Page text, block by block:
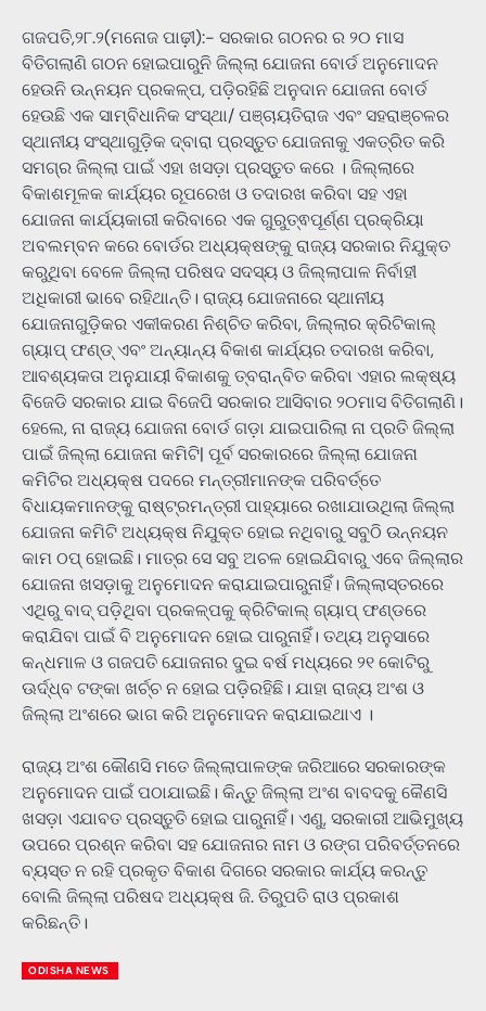
ଗଜପତି,୨୮.୨(ମନୋଜ ପାଢ଼ୀ):- ସରକାର ଗଠନର ର ୨୦ ମାସ
ବିତିଗଲାଣି ଗଠନ ହୋଇପାରୁନି ଜିଲ୍ଲା ଯୋଜନା ବୋର୍ଡ ଅନୁମୋଦନ
ହେଉନି ଉନ୍ନୟନ ପ୍ରକଳ୍ପ, ପଡ଼ିରହିଛି ଅନୁଦାନ ଯୋଜନା ବୋର୍ଡ
ହେଉଛି ଏକ ସାମ୍ବିଧାନିକ ସଂସ୍ଥା/ ପଞ୍ଚାୟତିରାଜ ଏବଂ ସହରାଞ୍ଚଳର
ସ୍ଥାନୀୟ ସଂସ୍ଥାଗୁଡ଼ିକ ଦ୍ବାରା ପ୍ରସ୍ତୁତ ଯୋଜନାକୁ ଏକତ୍ରିତ କରି
ସମଗ୍ର ଜିଲ୍ଲା ପାଇଁ ଏହା ଖସଡ଼ା ପ୍ରସ୍ତୁତ କରେ । ଜିଲ୍ଲାରେ
ବିକାଶମୂଳକ କାର୍ଯ୍ୟର ରୂପରେଖ ଓ ତଦାରଖ କରିବା ସହ ଏହା
ଯୋଜନା କାର୍ଯ୍ୟକାରୀ କରିବାରେ ଏକ ଗୁରୁତ୍ଵପୂର୍ଣ୍ଣ ପ୍ରକ୍ରିୟା
ଅବଲମ୍ବନ କରେ ବୋର୍ଡର ଅଧ୍ୟକ୍ଷଙ୍କୁ ରାଜ୍ୟ ସରକାର ନିଯୁକ୍ତ
କରୁଥିବା ବେଳେ ଜିଲ୍ଲା ପରିଷଦ ସଦସ୍ୟ ଓ ଜିଲ୍ଲାପାଳ ନିର୍ବାହୀ
ଅଧିକାରୀ ଭାବେ ରହିଥାନ୍ତି। ରାଜ୍ୟ ଯୋଜନାରେ ସ୍ଥାନୀୟ
ଯୋଜନାଗୁଡ଼ିକର ଏକୀକରଣ ନିଶ୍ଚିତ କରିବା, ଜିଲ୍ଲାର କ୍ରିଟିକାଲ୍
ଗ୍ୟାପ୍ ଫଣ୍ଡ୍ ଏବଂ ଅନ୍ୟାନ୍ୟ ବିକାଶ କାର୍ଯ୍ୟର ତଦାରଖ କରିବା,
ଆବଶ୍ୟକତା ଅନୁଯାୟୀ ବିକାଶକୁ ତ୍ବରାନ୍ବିତ କରିବା ଏହାର ଲକ୍ଷ୍ୟ
ବିଜେଡି ସରକାର ଯାଇ ବିଜେପି ସରକାର ଆସିବାର ୨୦ମାସ ବିତିଗଲାଣି।
ହେଲେ, ନା ରାଜ୍ୟ ଯୋଜନା ବୋର୍ଡ ଗଡ଼ା ଯାଇପାରିଲା ନା ପ୍ରତି ଜିଲ୍ଲା
ପାଇଁ ଜିଲ୍ଲା ଯୋଜନା କମିଟି| ପୂର୍ବ ସରକାରରେ ଜିଲ୍ଲା ଯୋଜନା
କମିଟିର ଅଧ୍ୟକ୍ଷ ପଦରେ ମନ୍ତ୍ରୀମାନଙ୍କ ପରିବର୍ତ୍ତେ
ବିଧାୟକମାନଙ୍କୁ ରାଷ୍ଟ୍ରମନ୍ତ୍ରୀ ପାହ୍ୟାରେ ରଖାଯାଉଥିଲା ଜିଲ୍ଲା
ଯୋଜନା କମିଟି ଅଧ୍ୟକ୍ଷ ନିଯୁକ୍ତ ହୋଇ ନଥିବାରୁ ସବୁଠି ଉନ୍ନୟନ
କାମ ଠପ୍ ହୋଇଛି। ମାତ୍ର ସେ ସବୁ ଅଚଳ ହୋଇଯିବାରୁ ଏବେ ଜିଲ୍ଲାର
ଯୋଜନା ଖସଡ଼ାକୁ ଅନୁମୋଦନ କରାଯାଇପାରୁନାହିଁ। ଜିଲ୍ଲାସ୍ତରରେ
ଏଥିରୁ ବାଦ୍ ପଡ଼ିଥିବା ପ୍ରକଳ୍ପକୁ କ୍ରିଟିକାଲ୍ ଗ୍ୟାପ୍ ଫଣ୍ଡରେ
କରାଯିବା ପାଇଁ ବି ଅନୁମୋଦନ ହୋଇ ପାରୁନାହିଁ। ତଥ୍ୟ ଅନୁସାରେ
କନ୍ଧମାଳ ଓ ଗଜପତି ଯୋଜନାର ଦୁଇ ବର୍ଷ ମଧ୍ୟରେ ୨୧ କୋଟିରୁ
ଊର୍ଦ୍ଧ୍ବ ଟଙ୍କା ଖର୍ଚ୍ଚ ନ ହୋଇ ପଡ଼ିରହିଛି। ଯାହା ରାଜ୍ୟ ଅଂଶ ଓ
ଜିଲ୍ଲା ଅଂଶରେ ଭାଗ କରି ଅନୁମୋଦନ କରାଯାଇଥାଏ ।
ରାଜ୍ୟ ଅଂଶ କୌଣସି ମତେ ଜିଲ୍ଲାପାଳଙ୍କ ଜରିଆରେ ସରକାରଙ୍କ
ଅନୁମୋଦନ ପାଇଁ ପଠାଯାଇଛି। କିନ୍ତୁ ଜିଲ୍ଲା ଅଂଶ ବାବଦକୁ କୈଣସି
ଖସଡ଼ା ଏଯାବତ ପ୍ରସ୍ତୁତି ହୋଇ ପାରୁନାହିଁ। ଏଣୁ, ସରକାରୀ ଆଭିମୁଖ୍ୟ
ଉପରେ ପ୍ରଶ୍ନ କରିବା ସହ ଯୋଜନାର ନାମ ଓ ରଙ୍ଗ ପରିବର୍ତ୍ତନରେ
ବ୍ୟସ୍ତ ନ ରହି ପ୍ରକୃତ ବିକାଶ ଦିଗରେ ସରକାର କାର୍ଯ୍ୟ କରନ୍ତୁ
ବୋଲି ଜିଲ୍ଲା ପରିଷଦ ଅଧ୍ୟକ୍ଷ ଜି. ତିରୁପତି ରାଓ ପ୍ରକାଶ
କରିଛନ୍ତି।
ODISHA NEWS